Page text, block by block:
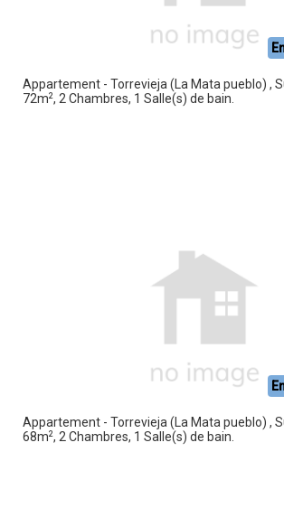
Appartement - Torrevieja (La Mata pueblo) ,
72m2, 2 Chambres, 1 Salle(s) de bain.
Appartement - Torrevieja (La Mata pueblo) ,
68m2, 2 Chambres, 1 Salle(s) de bain.